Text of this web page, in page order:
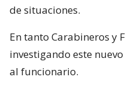
de situaciones.
En tanto Carabineros y
investigando este
al funcionario.